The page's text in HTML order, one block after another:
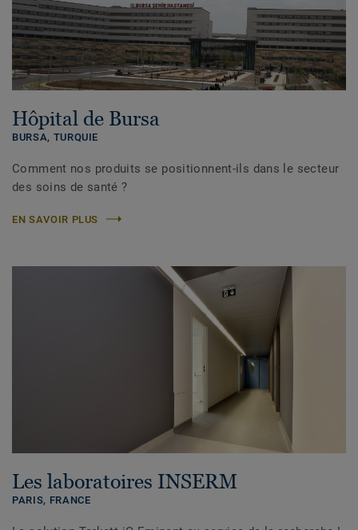
Hôpital de Bursa
BURSA, TURQUIE
Comment nos produits se positionnent-ils dans le secteur
des soins de santé ?
EN SAVOIR PLUS
Les laboratoires INSERM
PARIS, FRANCE